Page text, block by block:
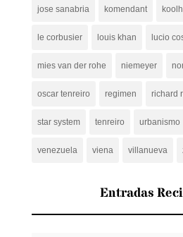
jose sanabria komendant
le corbusier louis khan lucio
mies van der rohe niemeyer
oscar tenreiro regimen richard
star system tenreiro urbanismo
venezuela viena villanueva
Entradas